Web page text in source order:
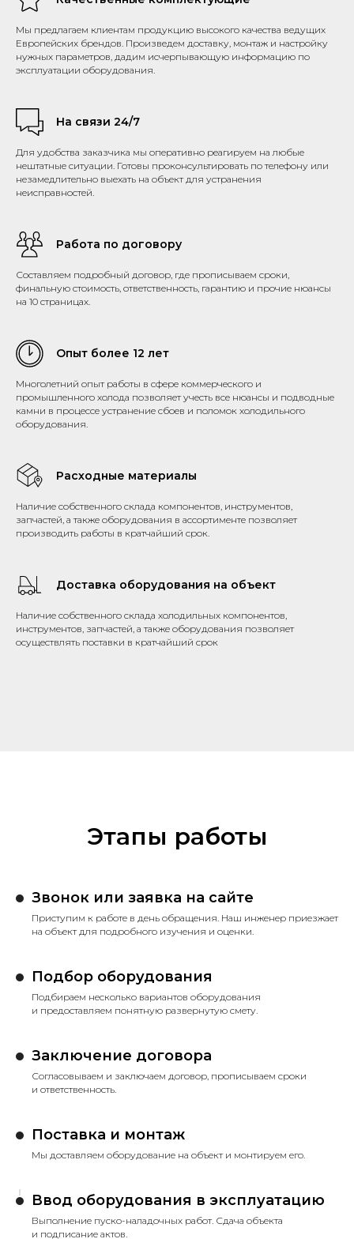
Мы предлагаем клиентам продукцию высокого качества ведущих
Европейских брендов. Произведем доставку, монтаж и настройку
нужных параметров, дадим исчерпывающую информацию по
эксплуатации оборудования.
На связи 24/7
Для удобства заказчика мы оперативно реагируем на любые
нештатные ситуации. Готовы проконсультировать по телефону или
незамедлительно выехать на объект для устранения
неисправностей.
Работа по договору
Составляем подробный договор, где прописываем сроки,
финальную стоимость, ответственность, гарантию и прочие нюансы
на 10 страницах.
Опыт более 12 лет
Многолетний опыт работы в сфере коммерческого и
промышленного холода позволяет учесть все нюансы и подводные
камни в процессе устранение сбоев и поломок холодильного
оборудования.
Расходные материалы
Наличие собственного склада компонентов, инструментов,
запчастей, а также оборудования в ассортименте позволяет
производить работы в кратчайший срок.
Доставка оборудования на объект
Наличие собственного склада холодильных компонентов,
инструментов, запчастей, а также оборудования позволяет
осуществлять поставки в кратчайший срок
Этапы работы
Звонок или заявка на сайте
Приступим к работе в день обращения. Наш инженер приезжает
на объект для подробного изучения и оценки.
Подбор оборудования
Подбираем несколько вариантов оборудования
и предоставляем понятную развернутую смету.
Заключение договора
Согласовываем и заключаем договор, прописываем сроки
и ответственность.
Поставка и монтаж
Мы доставляем оборудование на объект и монтируем его.
Ввод оборудования в эксплуатацию
Выполнение пуско-наладочных работ. Сдача объекта
и подписание актов.